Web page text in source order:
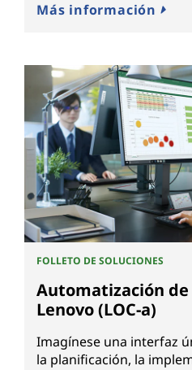
Más información
FOLLETO DE SOLUCIONES
Automatización
Lenovo (LOC-a)
Imagínese una interfaz
la planificación, la